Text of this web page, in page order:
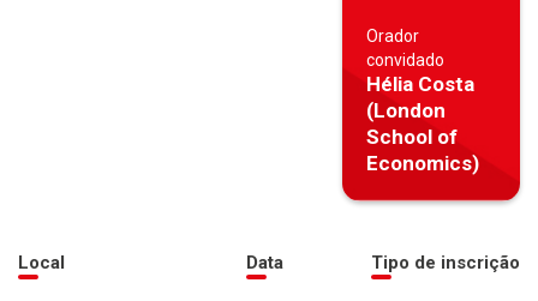
Orador
convidado
Hélia Costa
(London
School of
Economics)
Local Data Tipo de inscrição